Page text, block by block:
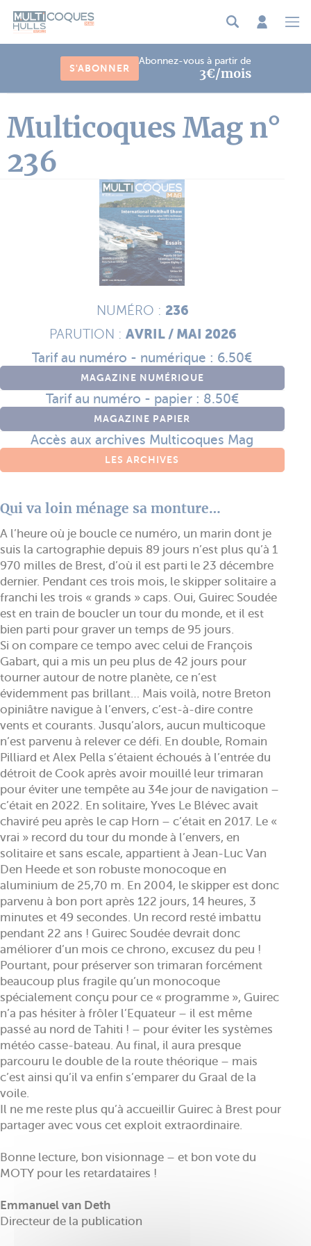
S'ABONNER
Abonnez-vous à partir de
3€/mois
Multicoques Mag n°
236
NUMÉRO : 236
PARUTION : AVRIL / MAI 2026
Tarif au numéro - numérique : 6.50€
MAGAZINE NUMÉRIQUE
Tarif au numéro - papier : 8.50€
MAGAZINE PAPIER
Accès aux archives Multicoques Mag
LES ARCHIVES
Qui va loin ménage sa monture…
A l’heure où je boucle ce numéro, un marin dont je
suis la cartographie depuis 89 jours n’est plus qu’à 1
970 milles de Brest, d’où il est parti le 23 décembre
dernier. Pendant ces trois mois, le skipper solitaire a
franchi les trois « grands » caps. Oui, Guirec Soudée
est en train de boucler un tour du monde, et il est
bien parti pour graver un temps de 95 jours.
Si on compare ce tempo avec celui de François
Gabart, qui a mis un peu plus de 42 jours pour
tourner autour de notre planète, ce n’est
évidemment pas brillant… Mais voilà, notre Breton
opiniâtre navigue à l’envers, c’est-à-dire contre
vents et courants. Jusqu’alors, aucun multicoque
n’est parvenu à relever ce défi. En double, Romain
Pilliard et Alex Pella s’étaient échoués à l’entrée du
détroit de Cook après avoir mouillé leur trimaran
pour éviter une tempête au 34e jour de navigation –
c’était en 2022. En solitaire, Yves Le Blévec avait
chaviré peu après le cap Horn – c’était en 2017. Le «
vrai » record du tour du monde à l’envers, en
solitaire et sans escale, appartient à Jean-Luc Van
Den Heede et son robuste monocoque en
aluminium de 25,70 m. En 2004, le skipper est donc
parvenu à bon port après 122 jours, 14 heures, 3
minutes et 49 secondes. Un record resté imbattu
pendant 22 ans ! Guirec Soudée devrait donc
améliorer d’un mois ce chrono, excusez du peu !
Pourtant, pour préserver son trimaran forcément
beaucoup plus fragile qu’un monocoque
spécialement conçu pour ce « programme », Guirec
n’a pas hésiter à frôler l’Equateur – il est même
passé au nord de Tahiti ! – pour éviter les systèmes
météo casse-bateau. Au final, il aura presque
parcouru le double de la route théorique – mais
c’est ainsi qu’il va enfin s’emparer du Graal de la
voile.
Il ne me reste plus qu’à accueillir Guirec à Brest pour
partager avec vous cet exploit extraordinaire.
Bonne lecture, bon visionnage – et bon vote du
MOTY pour les retardataires !
Emmanuel van Deth
Directeur de la publication